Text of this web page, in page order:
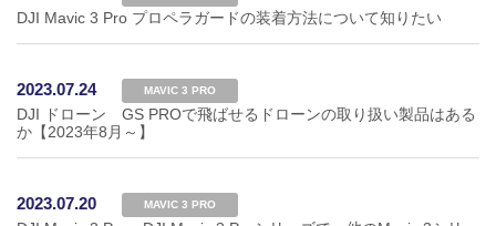
DJI Mavic 3 Pro プロペラガードの装着方法について知りたい
2023.07.24 MAVIC 3 PRO
DJI ドローン GS PROで飛ばせるドローンの取り扱い製品はある
か【2023年8月～】
2023.07.20 MAVIC 3 PRO